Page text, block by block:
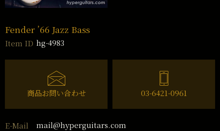
Fender ’66 Jazz Bass
Item ID hg-4983
商品お問い合わせ 03-6421-0961
E-Mail mail@hyperguitars.com